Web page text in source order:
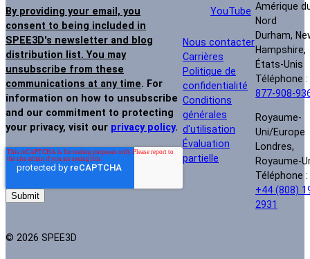
By providing your email, you
consent to being included in
SPEE3D's newsletter and blog
distribution list. You may
unsubscribe from these
communications at any time. For
information on how to unsubscribe
and our commitment to protecting
your privacy, visit our privacy policy.
© 2026 SPEE3D
YouTube
Nous contacter
Carrières
Politique de
confidentialité
Conditions
générales
d'utilisation
Évaluation
partielle
Amérique
Nord
Durham,
Hampshire,
États-Unis
Téléphone :
877-908-
Royaume-
Uni/Europe
Londres,
Royaume-
Téléphone :
+44 (808)
2931